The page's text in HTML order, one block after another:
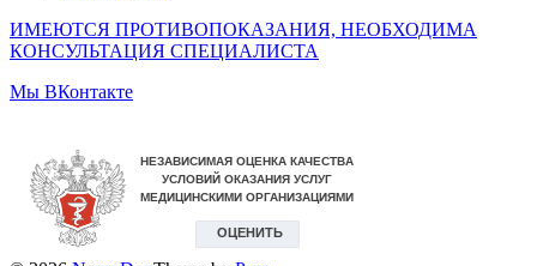
ИМЕЮТСЯ ПРОТИВОПОКАЗАНИЯ, НЕОБХОДИМА
КОНСУЛЬТАЦИЯ СПЕЦИАЛИСТА
Мы ВКонтакте